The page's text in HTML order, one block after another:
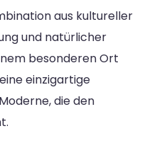
aus kultureller
und natürlicher
besonderen Ort
einzigartige
die den